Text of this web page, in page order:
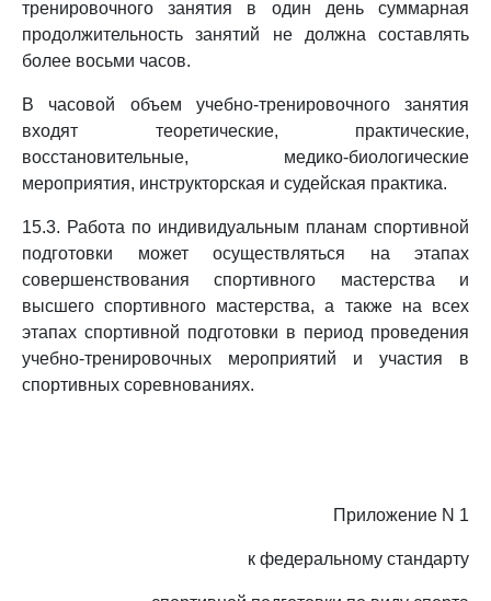
тренировочного занятия в один день суммарная
продолжительность занятий не должна составлять
более восьми часов.
В часовой объем учебно-тренировочного занятия
входят теоретические, практические,
восстановительные, медико-биологические
мероприятия, инструкторская и судейская практика.
15.3. Работа по индивидуальным планам спортивной
подготовки может осуществляться на этапах
совершенствования спортивного мастерства и
высшего спортивного мастерства, а также на всех
этапах спортивной подготовки в период проведения
учебно-тренировочных мероприятий и участия в
спортивных соревнованиях.
Приложение N 1
к федеральному стандарту